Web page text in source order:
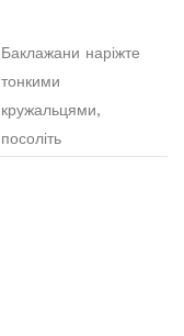
Баклажани наріжте
тонкими
кружальцями,
посоліть